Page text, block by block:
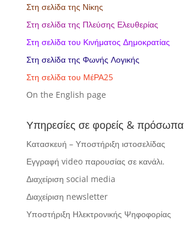
Στη σελίδα της Νίκης
Στη σελίδα της Πλεύσης Ελευθερίας
Στη σελίδα του Κινήματος Δημοκρατίας
Στη σελίδα της Φωνής Λογικής
Στη σελίδα του ΜέΡΑ25
Οn the English page
Υπηρεσίες σε φορείς & πρόσωπα
Κατασκευή – Υποστήριξη ιστοσελίδας
Εγγραφή video παρουσίας σε κανάλι.
Διαχείριση social media
Διαχείριση newsletter
Υποστήριξη Ηλεκτρονικής Ψηφοφορίας